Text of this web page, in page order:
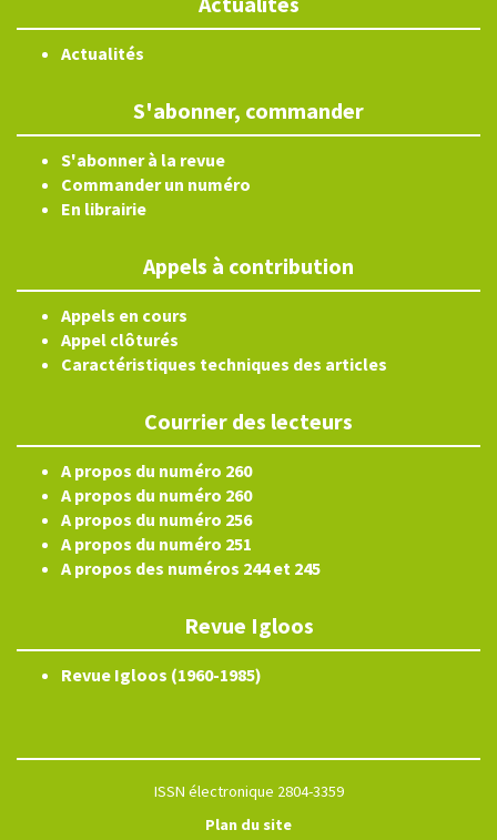
Actualités
S'abonner, commander
S'abonner à la revue
Commander un numéro
En librairie
Appels à contribution
Appels en cours
Appel clôturés
Caractéristiques techniques des articles
Courrier des lecteurs
A propos du numéro 260
A propos du numéro 260
A propos du numéro 256
A propos du numéro 251
A propos des numéros 244 et 245
Revue Igloos
Revue Igloos (1960-1985)
ISSN électronique 2804-3359
Plan du site